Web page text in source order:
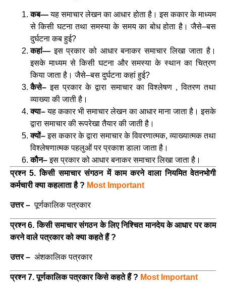
कब—यह समाचार लेखन का आधार होता है। इस ककार के माध्यम
से किसी घटना तथा समस्या के समय का बोध होता है। जैसे–बस
दुर्घटना कब हुई?
कहां—इस प्रकार को आधार बनाकर समाचार लिखा जाता है।
इसके माध्यम से किसी घटना और समस्या के स्थान का चित्रण
किया जाता है। जैसे–बस दुर्घटना कहां हुई?
कैसे–इस प्रकार के द्वारा समाचार का विश्लेषण , वितरण तथा
व्याख्या की जाती है।
क्या–यह ककार भी समाचार लेखन का आधार माना जाता है। इसके
द्वारा समाचार की रूपरेखा तैयार की जाती है।
क्यों–इस ककार के द्वारा समाचार के विवरणात्मक, व्याख्यात्मक तथा
विश्लेषणात्मक पहलुओं पर प्रकाश डाला जाता है।
कौन–इस प्रकार को आधार बनाकर समाचार लिखा जाता है।
प्रश्न 5. किसी समाचार संगठन में काम करने वाला नियमित वेतनभोगी
कर्मचारी क्या कहलाता है ? Most Important
उत्तर –पूर्णकालिकपत्रकार
प्रश्न 6. किसी समाचार संगठन के लिए निश्चित मानदेय के आधार पर काम
करने वाले पत्रकार को क्या कहते हैं ?
उत्तर – अंशकालिक पत्रकार
प्रश्न 7. पूर्णकालिक पत्रकार किसे कहते हैं ? Most Important